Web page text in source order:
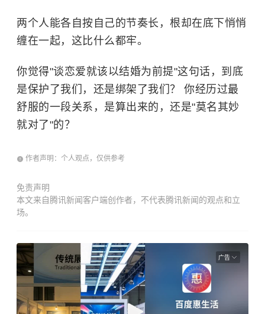
两个人能各自按自己的节奏长，根却在底下悄悄
缠在一起，这比什么都牢。
你觉得"谈恋爱就该以结婚为前提"这句话，到底
是保护了我们，还是绑架了我们？ 你经历过最
舒服的一段关系，是算出来的，还是"莫名其妙
就对了"的？
作者声明：个人观点，仅供参考
免责声明
本文来自腾讯新闻客户端创作者，不代表腾讯新闻的观点和立
场。
广告